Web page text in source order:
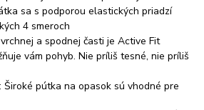
sa s podporou elastických priadzí
4 smeroch
a spodnej časti je Active Fit
vám pohyb. Nie príliš tesné, nie príliš
Široké pútka na opasok sú vhodné pre